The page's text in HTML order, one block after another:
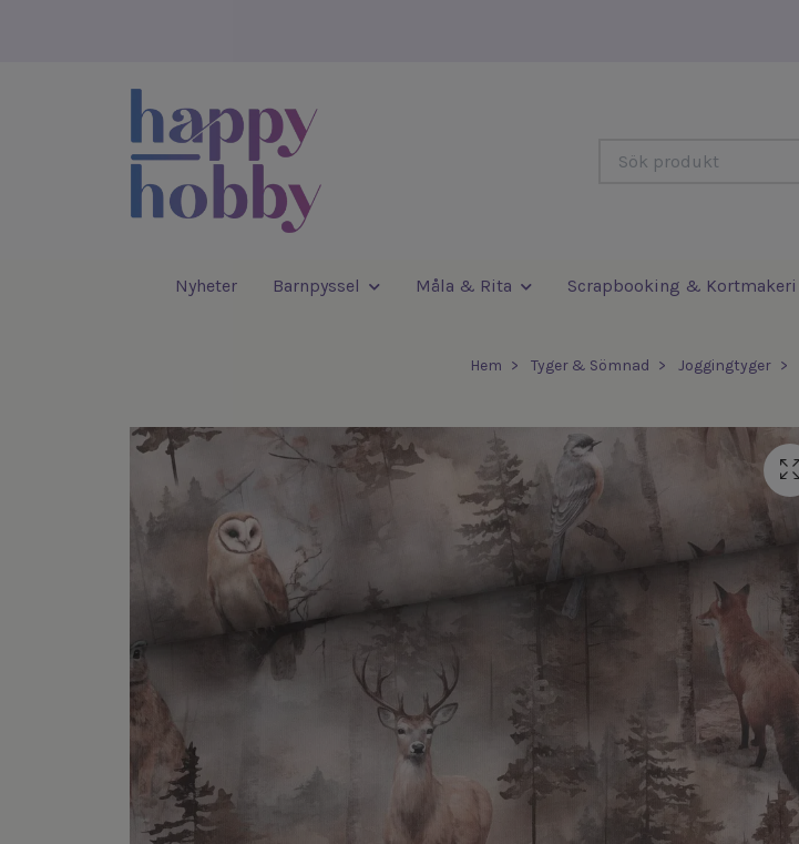
Nyheter Barnpyssel Måla & Rita Scrapbooking & Kortmakeri
Hem Tyger & Sömnad Joggingtyger